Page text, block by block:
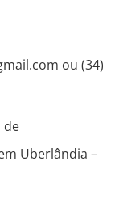
ou (34)
de
Uberlândia –